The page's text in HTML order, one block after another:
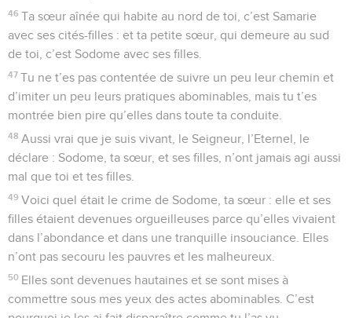
46 Ta sœur aînée qui habite au nord de toi, c’est Samarie
avec ses cités-filles : et ta petite sœur, qui demeure au sud
de toi, c’est Sodome avec ses filles.
47 Tu ne t’es pas contentée de suivre un peu leur chemin et
d’imiter un peu leurs pratiques abominables, mais tu t’es
montrée bien pire qu’elles dans toute ta conduite.
48 Aussi vrai que je suis vivant, le Seigneur, l’Eternel, le
déclare : Sodome, ta sœur, et ses filles, n’ont jamais agi aussi
mal que toi et tes filles.
49 Voici quel était le crime de Sodome, ta sœur : elle et ses
filles étaient devenues orgueilleuses parce qu’elles vivaient
dans l’abondance et dans une tranquille insouciance. Elles
n’ont pas secouru les pauvres et les malheureux.
50 Elles sont devenues hautaines et se sont mises à
commettre sous mes yeux des actes abominables. C’est